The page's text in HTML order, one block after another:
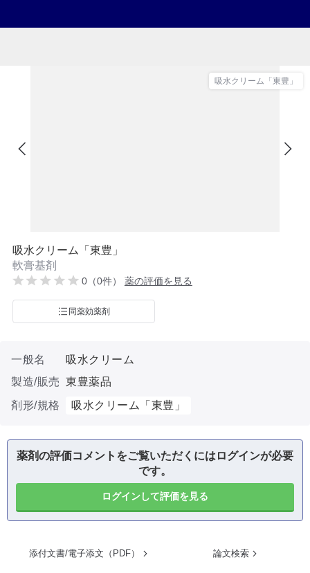
吸水クリーム「東豊」
吸水クリーム「東豊」
軟膏基剤
0（0件） 薬の評価を見る
同薬効薬剤
一般名
吸水クリーム
製造/販売 東豊薬品
剤形/規格
吸水クリーム「東豊」
薬剤の評価コメントをご覧いただくにはログインが必要
です。
ログインして評価を見る
添付文書/電子添文（PDF） 論文検索